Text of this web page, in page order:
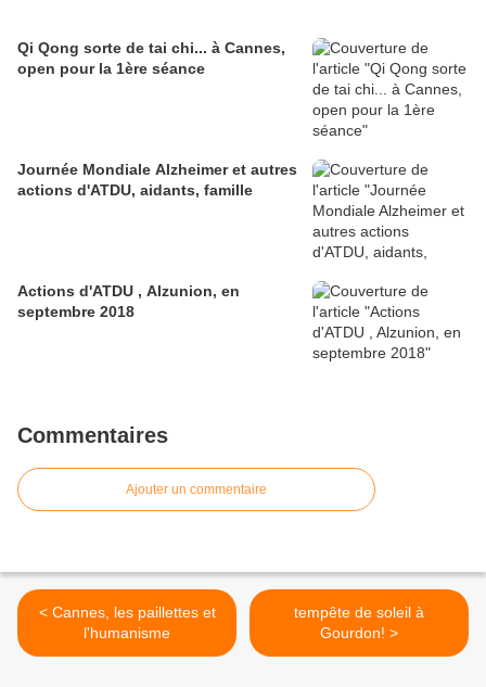
Qi Qong sorte de tai chi... à Cannes,
open pour la 1ère séance
Journée Mondiale Alzheimer et autres
actions d'ATDU, aidants, famille
Actions d'ATDU , Alzunion, en
septembre 2018
Commentaires
Ajouter un commentaire
< Cannes, les paillettes et
l'humanisme
tempête de soleil à
Gourdon! >